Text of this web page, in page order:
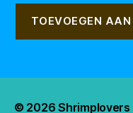
TOEVOEGEN
© 2026Shrimplovers